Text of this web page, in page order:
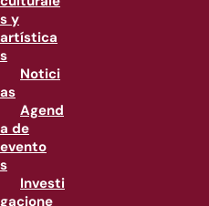
s y
artística
s
Notici
as
Agend
a de
evento
s
Investi
gacione